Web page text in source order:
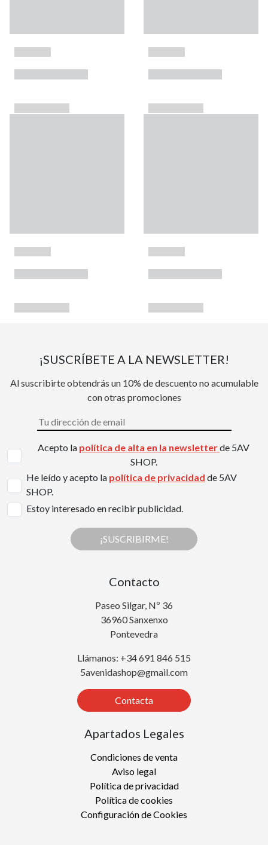
¡SUSCRÍBETE A LA NEWSLETTER!
Al suscribirte obtendrás un 10% de descuento no acumulable
con otras promociones
Acepto la política de alta en la newsletterde 5AV
SHOP.
He leído y acepto la política de privacidad de 5AV
SHOP.
Estoy interesado en recibir publicidad.
¡SUSCRIBIRME!
Contacto
Paseo Silgar, Nº 36
36960 Sanxenxo
Pontevedra
Llámanos: +34 691 846 515
5avenidashop@gmail.com
Contacta
Apartados Legales
Condiciones de venta
Aviso legal
Política de privacidad
Política de cookies
Configuración de Cookies